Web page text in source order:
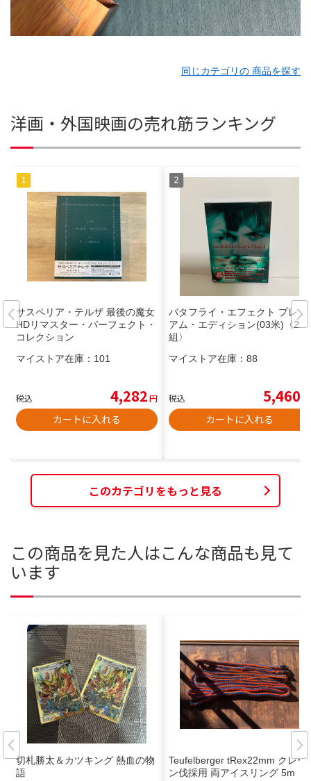
同じカテゴリの 商品を探す
洋画・外国映画の売れ筋ランキング
サスペリア・テルザ 最後の魔女
HDリマスター・パーフェクト・
コレクション
マイストア在庫： 101
税込 4,282円
カートに入れる
バタフライ・エフェクト プレミ
アム・エディション(03米)〈2枚
組〉
マイストア在庫： 88
税込 5,460
カートに入れる
このカテゴリをもっと見る
この商品を見た人はこんな商品も見て
います
切札勝太＆カツキング 熱血の物
語
Teufelberger tRex22mm クレー
ン伐採用 両アイスリング 5m